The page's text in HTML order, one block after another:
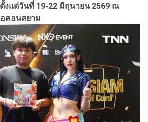
ตั้งแต่วันที่ 19-22 มิถุนายน 2569 ณ
คอนสยาม